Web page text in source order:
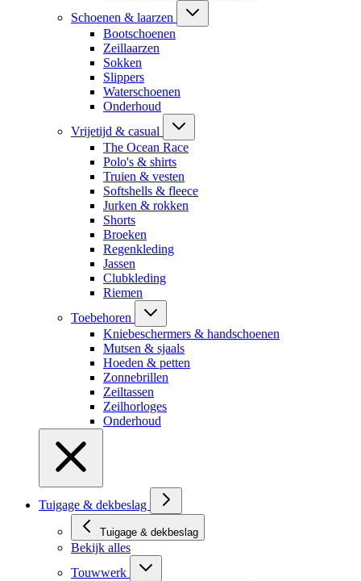
Schoenen & laarzen
Bootschoenen
Zeillaarzen
Sokken
Slippers
Waterschoenen
Onderhoud
Vrijetijd & casual
The Ocean Race
Polo's & shirts
Truien & vesten
Softshells & fleece
Jurken & rokken
Shorts
Broeken
Regenkleding
Jassen
Clubkleding
Riemen
Toebehoren
Kniebeschermers & handschoenen
Mutsen & sjaals
Hoeden & petten
Zonnebrillen
Zeiltassen
Zeilhorloges
Onderhoud
Tuigage & dekbeslag
Tuigage & dekbeslag
Bekijk alles
Touwwerk